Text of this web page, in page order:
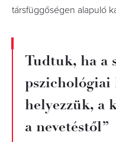
társfüggőségen alapuló
Tudtuk, ha a
pszichológiai
helyezzük, a
a nevetéstől”